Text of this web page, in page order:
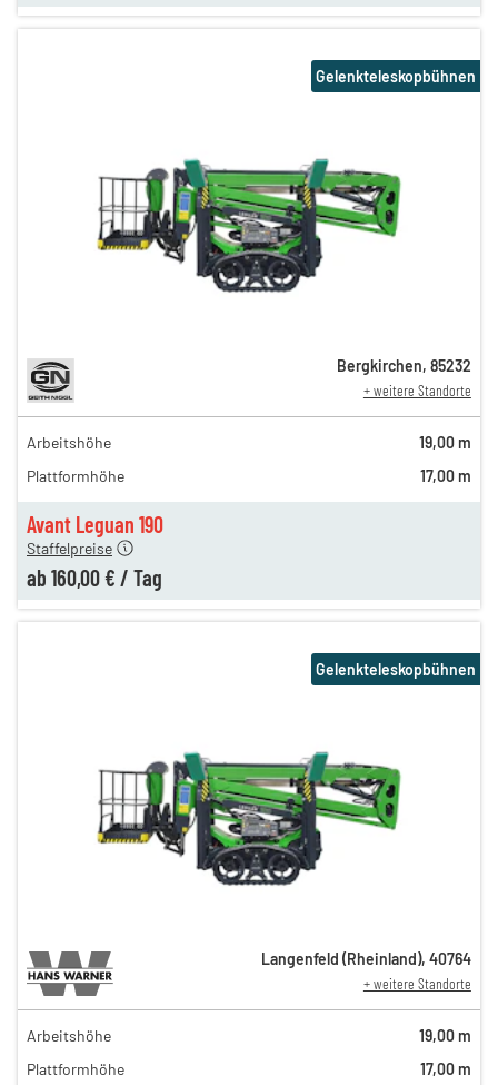
Avant Leguan 190
200,00 €
180,00 €
Staffelpreise
ab 160,00 € / Tag
Gelenkteleskopbühnen
Bergkirchen, 85232
+ weitere Standorte
Arbeitshöhe
19,00 m
Plattformhöhe
17,00 m
310,00 €
260,00 €
Gelenkteleskopbühnen
Langenfeld (Rheinland), 40764
+ weitere Standorte
Arbeitshöhe
19,00 m
Plattformhöhe
17,00 m